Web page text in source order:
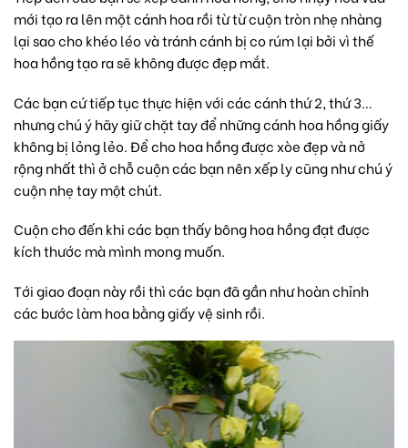
mới tạo ra lên một cánh hoa rồi từ từ cuộn tròn nhẹ nhàng
lại sao cho khéo léo và tránh cánh bị co rúm lại bởi vì thế
hoa hồng tạo ra sẽ không được đẹp mắt.
Các bạn cứ tiếp tục thực hiện với các cánh thứ 2, thứ 3…
nhưng chú ý hãy giữ chặt tay để những cánh hoa hồng giấy
không bị lỏng lẻo. Để cho hoa hồng được xòe đẹp và nở
rộng nhất thì ở chỗ cuộn các bạn nên xếp ly cũng như chú ý
cuộn nhẹ tay một chút.
Cuộn cho đến khi các bạn thấy bông hoa hồng đạt được
kích thước mà mình mong muốn.
Tới giao đoạn này rồi thì các bạn đã gần như hoàn chỉnh
các bước làm hoa bằng giấy vệ sinh rồi.